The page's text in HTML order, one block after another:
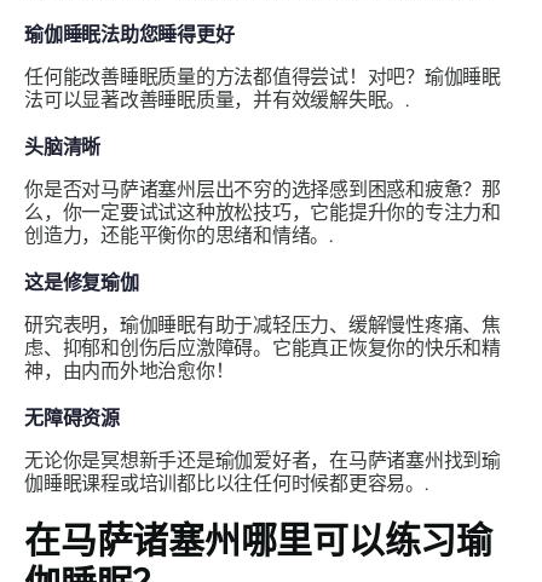
瑜伽睡眠法助您睡得更好
任何能改善睡眠质量的方法都值得尝试！对吧？瑜伽睡眠
法可以显著改善睡眠质量，并有效缓解失眠。.
头脑清晰
你是否对马萨诸塞州层出不穷的选择感到困惑和疲惫？那
么，你一定要试试这种放松技巧，它能提升你的专注力和
创造力，还能平衡你的思绪和情绪。.
这是修复瑜伽
研究表明，瑜伽睡眠有助于减轻压力、缓解慢性疼痛、焦
虑、抑郁和创伤后应激障碍。它能真正恢复你的快乐和精
神，由内而外地治愈你！
无障碍资源
无论你是冥想新手还是瑜伽爱好者，在马萨诸塞州找到瑜
伽睡眠课程或培训都比以往任何时候都更容易。.
在马萨诸塞州哪里可以练习瑜